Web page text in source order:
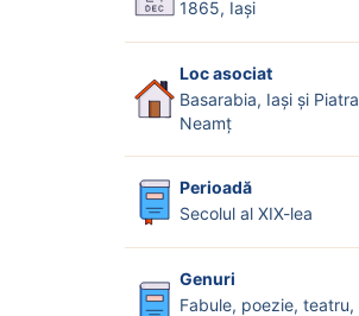
1865, Iași
Loc asociat
Basarabia, Iași și Piatra
Neamț
Perioadă
Secolul al XIX-lea
Genuri
Fabule, poezie, teatru,